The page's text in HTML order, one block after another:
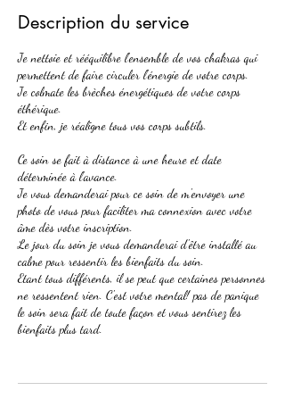
i
é
Description du service
Je nettoie et rééquilibre l'ensemble de vos chakras qui
permettent de faire circuler l'énergie de votre corps.
Je colmate les brèches énergétiques de votre corps
éthérique.
Et enfin, je réaligne tous vos corps subtils.
Ce soin se fait à distance à une heure et date
déterminée à l'avance.
Je vous demanderai pour ce soin de m'envoyer une
photo de vous pour faciliter ma connexion avec votre
âme dès votre inscription.
Le jour du soin je vous demanderai d'être installé au
calme pour ressentir les bienfaits du soin.
Etant tous différents, il se peut que certaines personnes
ne ressentent rien. C'est votre mental! pas de panique
le soin sera fait de toute façon et vous sentirez les
bienfaits plus tard.